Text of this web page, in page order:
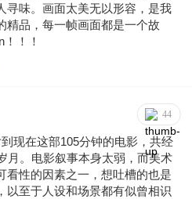
寻味。画面太美无以形容，是我
精品，每一帧画面都是一个故
！！
44
现在这部105分钟的电影，共经
月。电影叙事本身太弱，而美术
看性的因素之一，想吐槽的也是
以至于人设和场景都有似曾相识